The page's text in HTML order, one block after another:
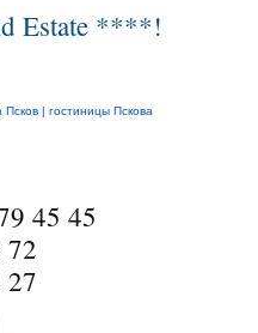
Estate ****!
Псков | гостиницы Пскова
45 45
72
27